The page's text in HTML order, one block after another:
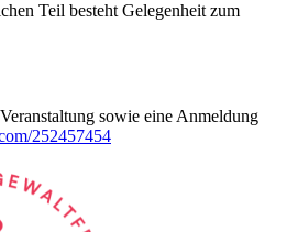
Teil besteht Gelegenheit zum
sowie eine Anmeldung
252457454